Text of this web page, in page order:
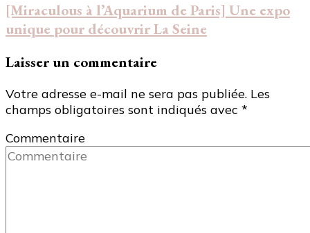
[Miraculous à l’Aquarium de Paris] Une expo
unique pour découvrir La Seine
Laisser un commentaire
Votre adresse e-mail ne sera pas publiée. Les
champs obligatoires sont indiqués avec *
Commentaire